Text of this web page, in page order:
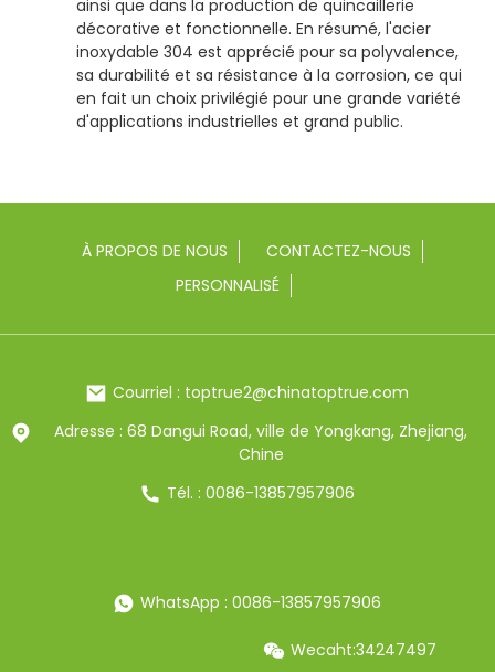
ainsi que dans la production de quincaillerie
décorative et fonctionnelle. En résumé, l'acier
inoxydable 304 est apprécié pour sa polyvalence,
sa durabilité et sa résistance à la corrosion, ce qui
en fait un choix privilégié pour une grande variété
d'applications industrielles et grand public.
À PROPOS DE NOUS
CONTACTEZ-NOUS
PERSONNALISÉ
Courriel : toptrue2@chinatoptrue.com
Adresse : 68 Dangui Road, ville de Yongkang, Zhejiang,
Chine
Tél. : 0086-13857957906
WhatsApp : 0086-13857957906
Wecaht:34247497